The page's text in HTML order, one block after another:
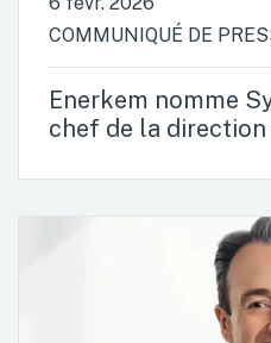
COMMUNIQUÉ DE
Enerkem nomme
chef de la